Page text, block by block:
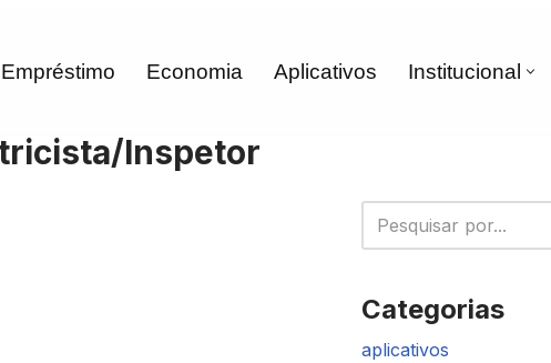
Empréstimo Economia Aplicativos Institucional
Inspetor
Categorias
aplicativos